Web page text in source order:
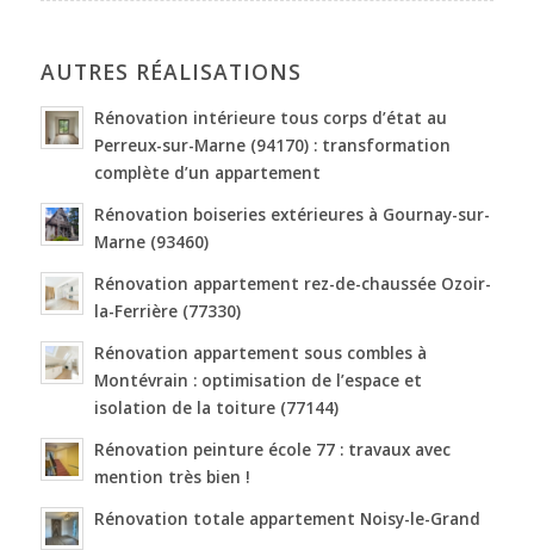
AUTRES RÉALISATIONS
Rénovation intérieure tous corps d’état au
Perreux-sur-Marne (94170) : transformation
complète d’un appartement
Rénovation boiseries extérieures à Gournay-sur-
Marne (93460)
Rénovation appartement rez-de-chaussée Ozoir-
la-Ferrière (77330)
Rénovation appartement sous combles à
Montévrain : optimisation de l’espace et
isolation de la toiture (77144)
Rénovation peinture école 77 : travaux avec
mention très bien !
Rénovation totale appartement Noisy-le-Grand